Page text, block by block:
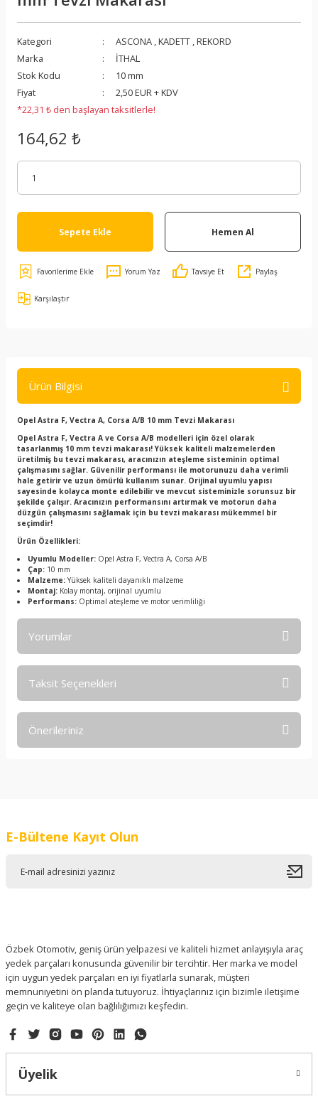
Kategori ASCONA ,KADETT ,REKORD
Marka
İTHAL
Stok Kodu
10 mm
Fiyat
2,50 EUR + KDV
*22,31 ₺ den başlayan taksitlerle!
164,62 ₺
Sepete Ekle Hemen Al
Yorum Yaz Tavsiye Et Paylaş
Karşılaştır
Ürün Bilgisi
Opel Astra F, Vectra A, Corsa A/B 10 mm Tevzi Makarası
Opel Astra F, Vectra A ve Corsa A/B modelleri için özel olarak
tasarlanmış 10 mm tevzi makarası! Yüksek kaliteli malzemelerden
üretilmiş bu tevzi makarası, aracınızın ateşleme sisteminin optimal
çalışmasını sağlar. Güvenilir performansı ile motorunuzu daha verimli
hale getirir ve uzun ömürlü kullanım sunar. Orijinal uyumlu yapısı
sayesinde kolayca monte edilebilir ve mevcut sisteminizle sorunsuz bir
şekilde çalışır. Aracınızın performansını artırmak ve motorun daha
düzgün çalışmasını sağlamak için bu tevzi makarası mükemmel bir
seçimdir!
Ürün Özellikleri:
Uyumlu Modeller: Opel Astra F, Vectra A, Corsa A/B
Çap: 10 mm
Malzeme:Yüksek kaliteli dayanıklı malzeme
Montaj: Kolay montaj, orijinal uyumlu
Performans: Optimal ateşleme ve motor verimliliği
Yorumlar
Taksit Seçenekleri
Önerileriniz
Ürün resmi kalitesiz, bozuk veya görüntülenemiyor.
Gönder
E-Bültene Kayıt Olun
Özbek Otomotiv, geniş ürün yelpazesi ve kaliteli hizmet anlayışıyla araç
yedek parçaları konusunda güvenilir bir tercihtir. Her marka ve model
için uygun yedek parçaları en iyi fiyatlarla sunarak, müşteri
memnuniyetini ön planda tutuyoruz. İhtiyaçlarınız için bizimle iletişime
geçin ve kaliteye olan bağlılığımızı keşfedin.
Üyelik